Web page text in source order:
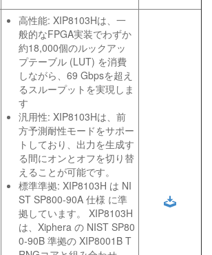
高性能: XIP8103Hは、一
般的なFPGA実装でわずか
約18,000個のルックアッ
プテーブル (LUT) を消費
しながら、69 Gbpsを超え
るスループットを実現しま
す
汎用性: XIP8103Hは、前
方予測耐性モードをサポー
トしており、出力を生成す
る間にオンとオフを切り替
えることが可能です。
標準準拠: XIP8103H は NI
ST SP800-90A 仕様 に準
拠しています。 XIP8103H
は、Xiphera の NIST SP80
0-90B 準拠の XIP8001B T